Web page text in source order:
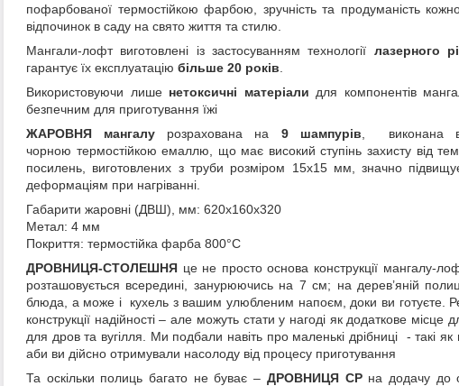
пофарбованої термостійкою фарбою, зручність та продуманість
відпочинок в саду на свято життя та стилю.
Мангали-лофт виготовлені із застосуванням технології лазерного
гарантує їх експлуатацію більше 20 років
Використовуючи лише нетоксичні матеріали для компонентів
безпечним для приготування їжі
ЖАРОВНЯ мангалу розрахована на 9 шампурів , виконана
чорною термостійкою емаллю, що має високий ступінь захисту від
посилень, виготовлених з труби розміром 15х15 мм, значно
деформаціям при нагріванні.
Габарити жаровні (ДВШ), мм: 620х160х320
Метал: 4 мм
Покриття: термостійка фарба 800°С
ДРОВНИЦЯ-СТОЛЕШНЯ це не просто основа конструкції мангалу-
розташовується всередині, занурюючись на 7 см; на дерев’яній
блюда, а може і кухель з вашим улюбленим напоєм, доки ви готуєте.
конструкції надійності – але можуть стати у нагоді як додаткове
для дров та вугілля. Ми подбали навіть про маленькі дрібниці - такі
аби ви дійсно отримували насолоду від процесу приготування
Та оскільки полиць багато не буває – ДРОВНИЦЯ CPна додачу до